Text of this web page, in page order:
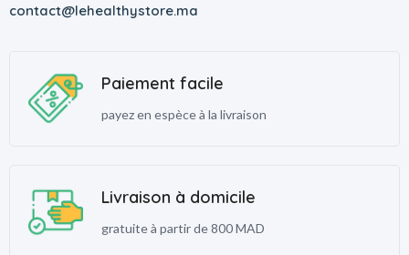
contact@lehealthystore.ma
Paiement facile
payez en espèce à la livraison
Livraison à domicile
gratuite à partir de 800 MAD